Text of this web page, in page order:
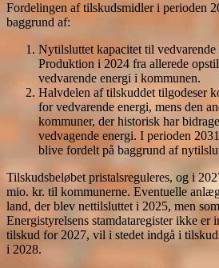
Fordelingen af tilskudsmidler i perioden
baggrund af:
Nytilsluttet kapacitet til
Produktion i 2024 fra allerede
vedvarende energi i kommunen.
Halvdelen af tilskuddet tilgodeser
for vedvarende energi, mens den
kommuner, der historisk har
vedvagende energi. I perioden
blive fordelt på baggrund af
Tilskudsbeløbet pristalsreguleres, og i
mio. kr. til kommunerne. Eventuelle
land, der blev nettilsluttet i 2025, men
Energistyrelsens stamdataregister ikke er
tilskud for 2027, vil i stedet indgå i
i 2028.